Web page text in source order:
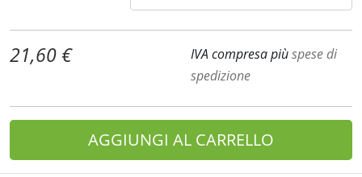
21,60 € IVA compresa piùspese di
spedizione
AGGIUNGI AL CARRELLO